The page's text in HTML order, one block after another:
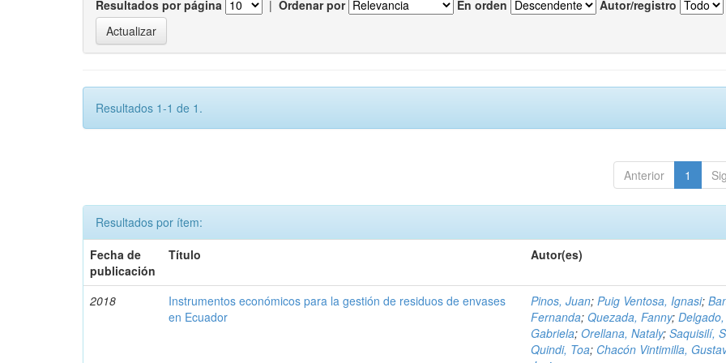
Resultados por página | Ordenar por En orden Autor/registro
Resultados 1-1 de 1.
Anterior 1
Resultados por ítem:
Fecha de
publicación
Título Autor(es)
2018
Instrumentos económicos para la gestión de residuos de envases
en Ecuador
Pinos, Juan;Puig Ventosa, Ignasi;
Fernanda;Quezada, Fanny;Delgado,
Gabriela;Orellana, Nataly;Saquisilí,
Quindi, Toa; Chacón Vintimilla,